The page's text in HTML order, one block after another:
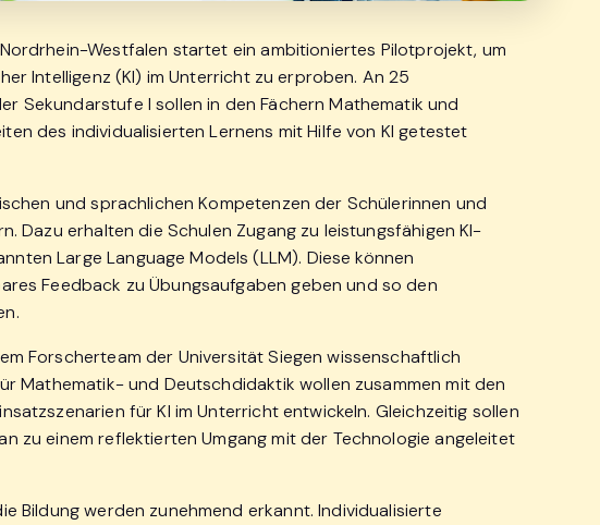
Westfalen startet ein ambitioniertes Pilotprojekt, um
Intelligenz (KI) im Unterricht zu erproben. An 25
Sekundarstufe I sollen in den Fächern Mathematik und
des individualisierten Lernens mit Hilfe von KI getestet
und sprachlichen Kompetenzen der Schülerinnen und
Dazu erhalten die Schulen Zugang zu leistungsfähigen KI-
Large Language Models (LLM). Diese können
Feedback zu Übungsaufgaben geben und so den
Forscherteam der Universität Siegen wissenschaftlich
Mathematik- und Deutschdidaktik wollen zusammen mit den
für KI im Unterricht entwickeln. Gleichzeitig sollen
zu einem reflektierten Umgang mit der Technologie angeleitet
Bildung werden zunehmend erkannt. Individualisierte